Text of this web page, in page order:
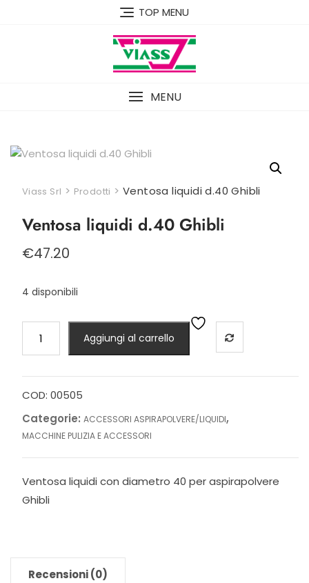
TOP MENU
MENU
Viass Srl > Prodotti > Ventosa liquidi d.40 Ghibli
Ventosa liquidi d.40 Ghibli
€47.20
4 disponibili
liquidi
Ghibli
quantità
Aggiungi al carrello
COD: 00505
Categorie: ACCESSORI ASPIRAPOLVERE/LIQUIDI,
MACCHINE PULIZIA E ACCESSORI
Ventosa liquidi con diametro 40 per aspirapolvere
Ghibli
Recensioni (0)